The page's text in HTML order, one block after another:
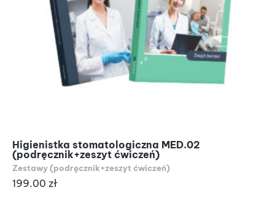
Higienistka stomatologiczna MED.02
(podręcznik+zeszyt ćwiczeń)
Zestawy (podręcznik+zeszyt ćwiczeń)
199.00 zł